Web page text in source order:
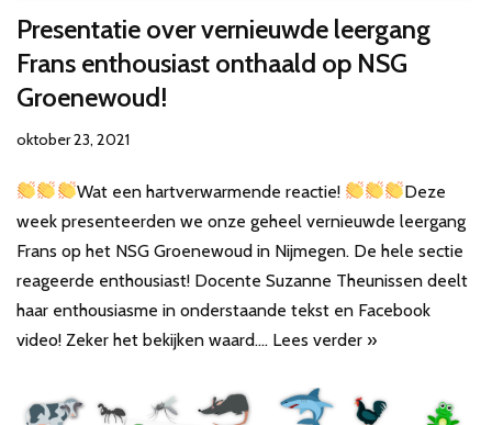
Presentatie over vernieuwde leergang
Frans enthousiast onthaald op NSG
Groenewoud!
oktober 23, 2021
Wat een hartverwarmende reactie!
Deze
week presenteerden we onze geheel vernieuwde leergang
Frans op het NSG Groenewoud in Nijmegen. De hele sectie
reageerde enthousiast! Docente Suzanne Theunissen deelt
haar enthousiasme in onderstaande tekst en Facebook
video! Zeker het bekijken waard.… Lees verder »